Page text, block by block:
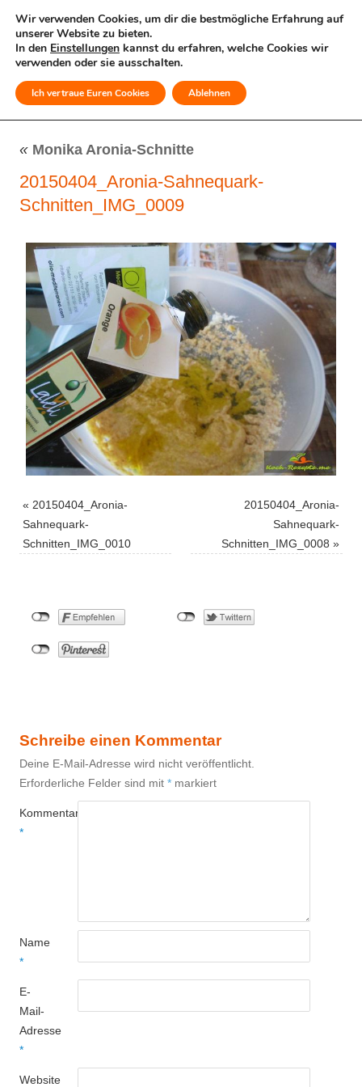
MENÜ
« Monika Aronia-Schnitte
20150404_Aronia-Sahnequark-
Schnitten_IMG_0009
« 20150404_Aronia-
Sahnequark-
Schnitten_IMG_0010
20150404_Aronia-
Sahnequark-
Schnitten_IMG_0008 »
Schreibe einen Kommentar
Deine E-Mail-Adresse wird nicht veröffentlicht.
Erforderliche Felder sind mit * markiert
Kommentar
*
Name
*
E-
Mail-
Adresse
*
Website
Wir verwenden Cookies, um dir die bestmögliche Erfahrung auf
unserer Website zu bieten.
In den Einstellungen kannst du erfahren, welche Cookies wir
verwenden oder sie ausschalten.
Ich vertraue Euren Cookies Ablehnen